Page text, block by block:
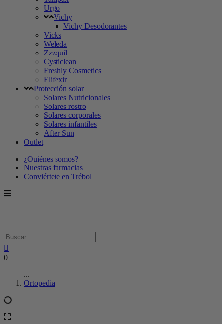
Urgo
Vichy
Vichy Desodorantes
Vicks
Weleda
Zzzquil
Cysticlean
Freshly Cosmetics
Elifexir
Protección solar
Solares Nutricionales
Solares rostro
Solares corporales
Solares infantiles
After Sun
Outlet
¿Quiénes somos?
Nuestras farmacias
Conviértete en Trébol
0
...
Ortopedia